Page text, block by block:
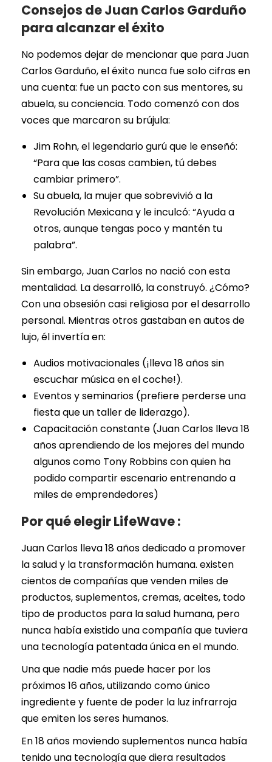
Consejos de Juan Carlos Garduño
para alcanzar el éxito
No podemos dejar de mencionar que para Juan
Carlos Garduño, el éxito nunca fue solo cifras en
una cuenta: fue un pacto con sus mentores, su
abuela, su conciencia. Todo comenzó con dos
voces que marcaron su brújula:
Jim Rohn, el legendario gurú que le enseñó:
“Para que las cosas cambien, tú debes
cambiar primero”.
Su abuela, la mujer que sobrevivió a la
Revolución Mexicana y le inculcó: “Ayuda a
otros, aunque tengas poco y mantén tu
palabra”.
Sin embargo, Juan Carlos no nació con esta
mentalidad. La desarrolló, la construyó. ¿Cómo?
Con una obsesión casi religiosa por el desarrollo
personal. Mientras otros gastaban en autos de
lujo, él invertía en:
Audios motivacionales (¡lleva 18 años sin
escuchar música en el coche!).
Eventos y seminarios (prefiere perderse una
fiesta que un taller de liderazgo).
Capacitación constante (Juan Carlos lleva 18
años aprendiendo de los mejores del mundo
algunos como Tony Robbins con quien ha
podido compartir escenario entrenando a
miles de emprendedores)
Por qué elegir LifeWave :
Juan Carlos lleva 18 años dedicado a promover
la salud y la transformación humana. existen
cientos de compañías que venden miles de
productos, suplementos, cremas, aceites, todo
tipo de productos para la salud humana, pero
nunca había existido una compañía que tuviera
una tecnología patentada única en el mundo.
Una que nadie más puede hacer por los
próximos 16 años, utilizando como único
ingrediente y fuente de poder la luz infrarroja
que emiten los seres humanos.
En 18 años moviendo suplementos nunca había
tenido una tecnología que diera resultados